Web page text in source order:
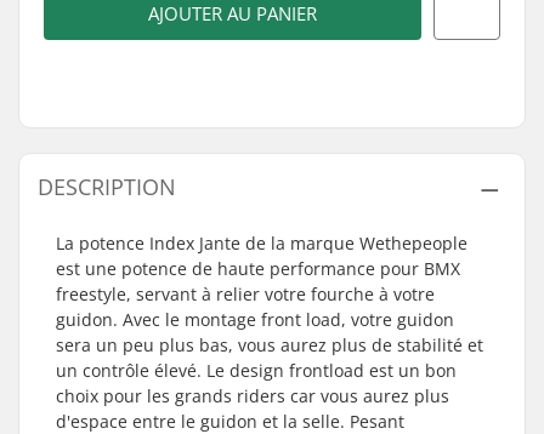
AJOUTER AU PANIER
DESCRIPTION
La potence Index Jante de la marque Wethepeople
est une potence de haute performance pour BMX
freestyle, servant à relier votre fourche à votre
guidon. Avec le montage front load, votre guidon
sera un peu plus bas, vous aurez plus de stabilité et
un contrôle élevé. Le design frontload est un bon
choix pour les grands riders car vous aurez plus
d'espace entre le guidon et la selle. Pesant